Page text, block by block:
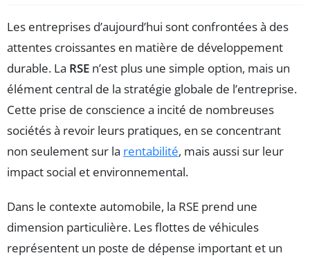
Les entreprises d’aujourd’hui sont confrontées à des
attentes croissantes en matière de développement
durable. La RSE n’est plus une simple option, mais un
élément central de la stratégie globale de l’entreprise.
Cette prise de conscience a incité de nombreuses
sociétés à revoir leurs pratiques, en se concentrant
non seulement sur la rentabilité, mais aussi sur leur
impact social et environnemental.
Dans le contexte automobile, la RSE prend une
dimension particulière. Les flottes de véhicules
représentent un poste de dépense important et un